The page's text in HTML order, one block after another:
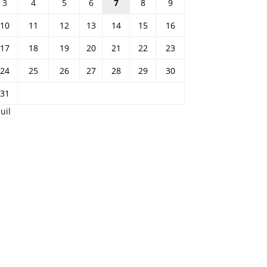
3 4 5 6 7 8
9
10
11 12 13 14 15
16
17
18 19 20 21 22
23
24
25 26 27 28 29
30
31